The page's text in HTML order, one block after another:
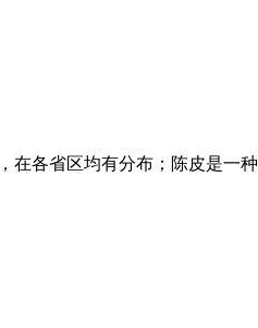
在各省区均有分布；陈皮是一